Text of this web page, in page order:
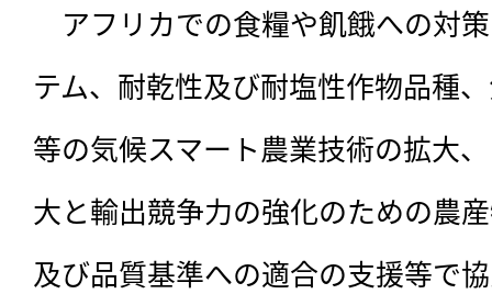
アフリカでの食糧や飢餓への対
テム、耐乾性及び耐塩性作物品種
等の気候スマート農業技術の拡大
大と輸出競争力の強化のための農
及び品質基準への適合の支援等で